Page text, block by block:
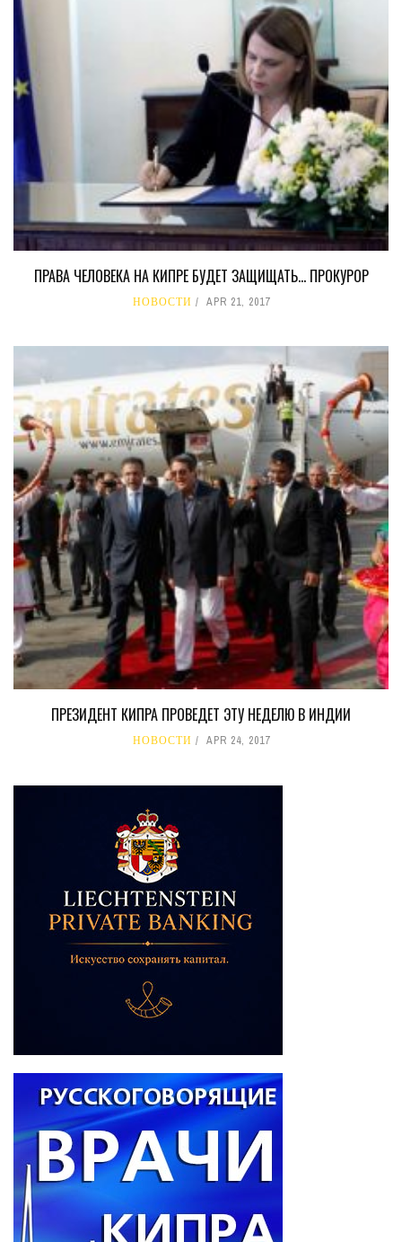
ПРАВА ЧЕЛОВЕКА НА КИПРЕ БУДЕТ ЗАЩИЩАТЬ… ПРОКУРОР
НОВОСТИ APR 21, 2017
ПРЕЗИДЕНТ КИПРА ПРОВЕДЕТ ЭТУ НЕДЕЛЮ В ИНДИИ
НОВОСТИ APR 24, 2017